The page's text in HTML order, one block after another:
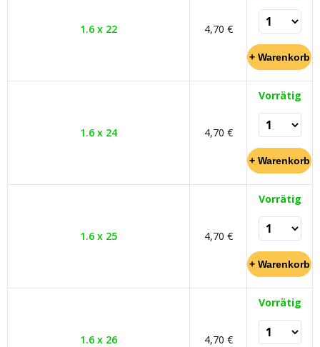
1.6 x 22 4,70 €
1.6 x 24 4,70 €
Vorrätig
1.6 x 25 4,70 €
Vorrätig
1.6 x 26 4,70 €
Vorrätig